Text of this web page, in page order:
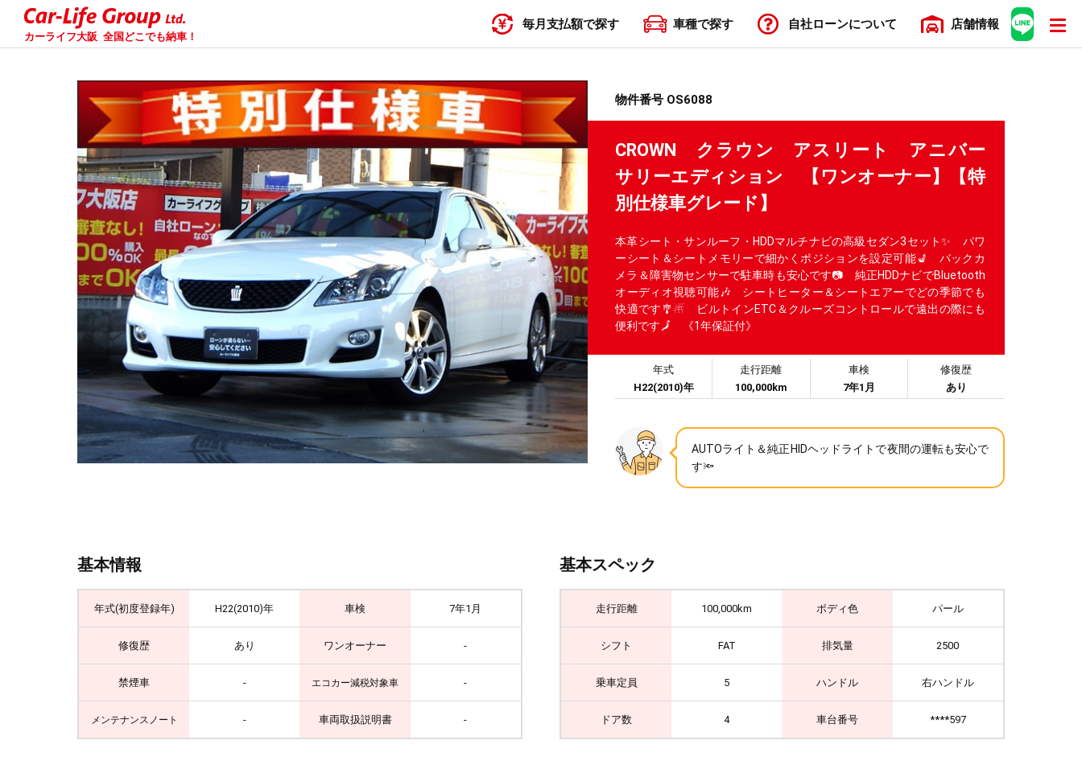
カーライフ大阪 全国どこでも納車！
毎月支払額で探す 車種で探す 自社ローンについて 店舗情報
物件番号 OS6088
CROWN クラウン アスリート アニバー
サリーエディション 【ワンオーナー】【特
別仕様車グレード】
本革シート・サンルーフ・HDDマルチナビの高級セダン3セット✨ パワ
ーシート＆シートメモリーで細かくポジションを設定可能💺 バックカ
メラ＆障害物センサーで駐車時も安心です📷 純正HDDナビでBluetooth
オーディオ視聴可能🎶 シートヒーター＆シートエアーでどの季節でも
快適です🎐☃ ビルトインETC＆クルーズコントロールで遠出の際にも
便利です🗾 《1年保証付》
年式
H22(2010)年
走行距離
100,000km
車検
7年1月
修復歴
あり
AUTOライト＆純正HIDヘッドライトで夜間の運転も安心で
す🔦
基本情報
年式(初度登録年) H22(2010)年 車検 7年1月
修復歴 あり ワンオーナー -
禁煙車 - エコカー減税対象車 -
メンテナンスノート - 車両取扱説明書 -
基本スペック
走行距離 100,000km ボディ色 パール
シフト FAT 排気量 2500
乗車定員 5 ハンドル 右ハンドル
ドア数 4 車台番号 ****597